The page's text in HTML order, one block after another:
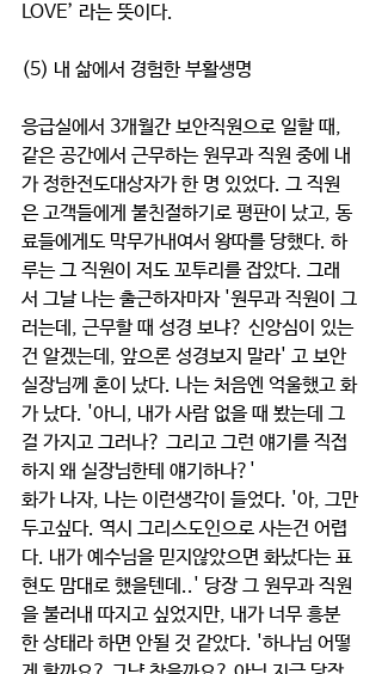
LOVE’ 라는 뜻이다.
(5) 내 삶에서 경험한 부활생명
응급실에서 3개월간 보안직원으로 일할 때,
같은 공간에서 근무하는 원무과 직원 중에 내
가 정한전도대상자가 한 명 있었다. 그 직원
은 고객들에게 불친절하기로 평판이 났고, 동
료들에게도 막무가내여서 왕따를 당했다. 하
루는 그 직원이 저도 꼬투리를 잡았다. 그래
서 그날 나는 출근하자마자 '원무과 직원이 그
러는데, 근무할 때 성경 보냐? 신앙심이 있는
건 알겠는데, 앞으론 성경보지 말라' 고 보안
실장님께 혼이 났다. 나는 처음엔 억울했고 화
가 났다. '아니, 내가 사람 없을 때 봤는데 그
걸 가지고 그러나? 그리고 그런 얘기를 직접
하지 왜 실장님한테 얘기하나?'
화가 나자, 나는 이런생각이 들었다. '아, 그만
두고싶다. 역시 그리스도인으로 사는건 어렵
다. 내가 예수님을 믿지않았으면 화났다는 표
현도 맘대로 했을텐데..' 당장 그 원무과 직원
을 불러내 따지고 싶었지만, 내가 너무 흥분
한 상태라 하면 안될 것 같았다. '하나님 어떻